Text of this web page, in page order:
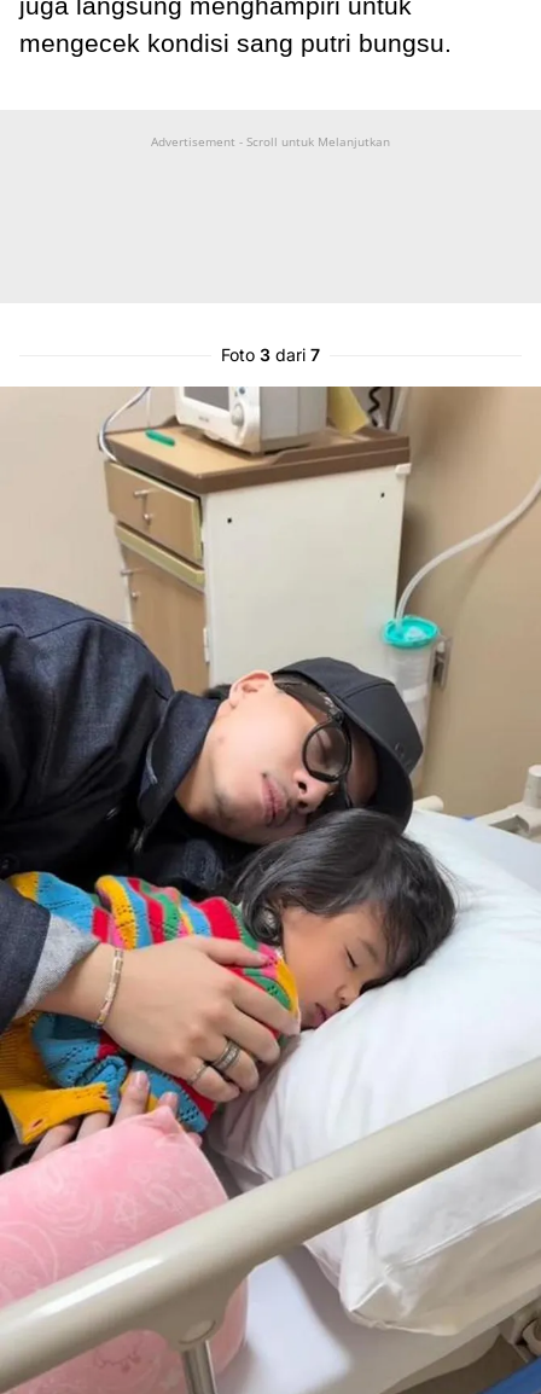
juga langsung menghampiri untuk
mengecek kondisi sang putri bungsu.
Advertisement - Scroll untuk Melanjutkan
Foto 3 dari 7